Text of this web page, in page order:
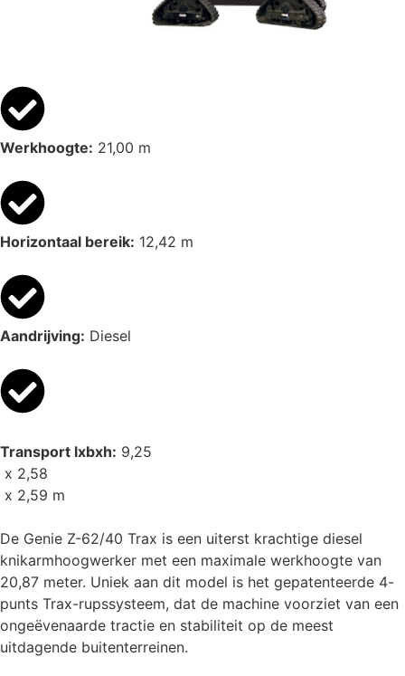
Werkhoogte: 21,00 m
Horizontaal bereik: 12,42 m
Aandrijving: Diesel
Transport lxbxh: 9,25
x 2,58
x 2,59 m
De Genie Z-62/40 Trax is een uiterst krachtige diesel
knikarmhoogwerker met een maximale werkhoogte van
20,87 meter. Uniek aan dit model is het gepatenteerde 4-
punts Trax-rupssysteem, dat de machine voorziet van een
ongeëvenaarde tractie en stabiliteit op de meest
uitdagende buitenterreinen.